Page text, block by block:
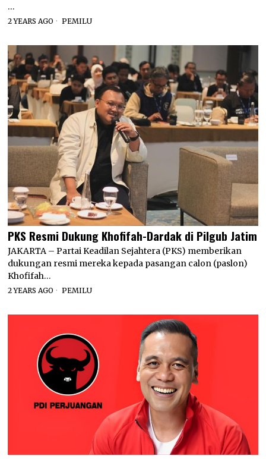
…
2 YEARS AGO PEMILU
PKS Resmi Dukung Khofifah-Dardak di Pilgub Jatim
JAKARTA – Partai Keadilan Sejahtera (PKS) memberikan
dukungan resmi mereka kepada pasangan calon (paslon)
Khofifah…
2 YEARS AGO PEMILU